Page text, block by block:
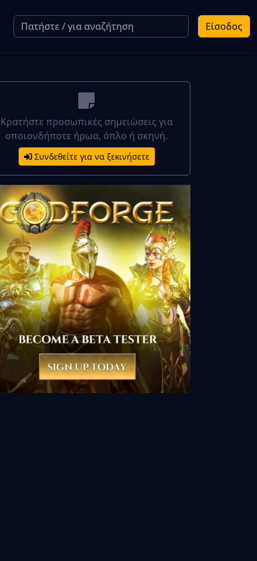
Είσοδος
Κρατήστε προσωπικές σημειώσεις για
οποιονδήποτε ήρωα, όπλο ή σκηνή.
Συνδεθείτε για να ξεκινήσετε